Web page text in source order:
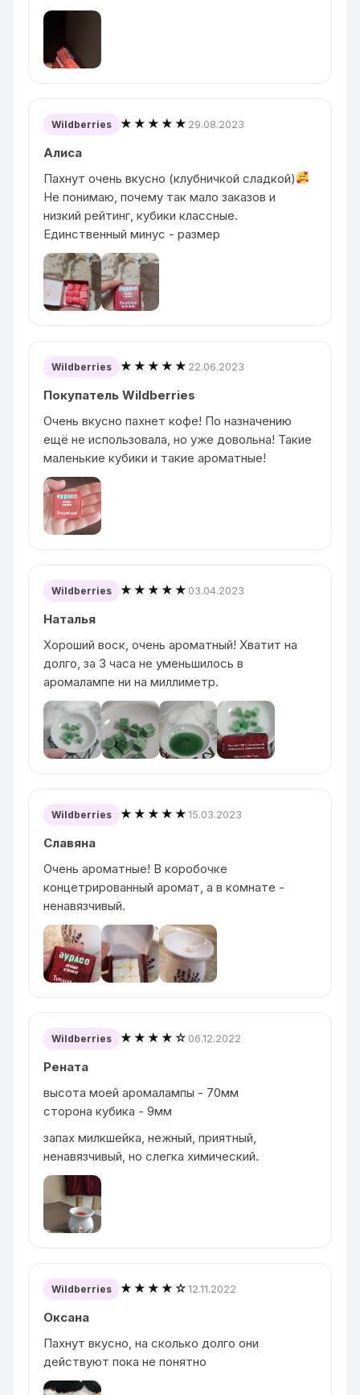
Wildberries ★★★★★ 29.08.2023
Алиса
Пахнут очень вкусно (клубничкой сладкой)
Не понимаю, почему так мало заказов и
низкий рейтинг, кубики классные.
Единственный минус - размер
Wildberries ★★★★★ 22.06.2023
Покупатель Wildberries
Очень вкусно пахнет кофе! По назначению
ещё не использовала, но уже довольна! Такие
маленькие кубики и такие ароматные!
Wildberries ★★★★★ 03.04.2023
Наталья
Хороший воск, очень ароматный! Хватит на
долго, за 3 часа не уменьшилось в
аромалампе ни на миллиметр.
Wildberries ★★★★★15.03.2023
Славяна
Очень ароматные! В коробочке
концетрированный аромат, а в комнате -
ненавязчивый.
Wildberries ★★★★☆ 06.12.2022
Рената
высота моей аромалампы - 70мм
сторона кубика - 9мм
запах милкшейка, нежный, приятный,
ненавязчивый, но слегка химический.
Wildberries ★★★★☆12.11.2022
Оксана
Пахнут вкусно, на сколько долго они
действуют пока не понятно